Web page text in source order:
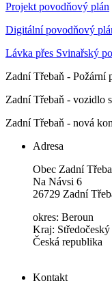
Projekt povodňový plán
Digitální povodňový
Lávka přes Svinařský
Zadní Třebaň - Požární
Zadní Třebaň - vozidlo
Zadní Třebaň - nová
Adresa
Obec Zadní
Na Návsi 6
26729 Zadní
okres: Beroun
Kraj: Středočeský
Česká republika
Kontakt